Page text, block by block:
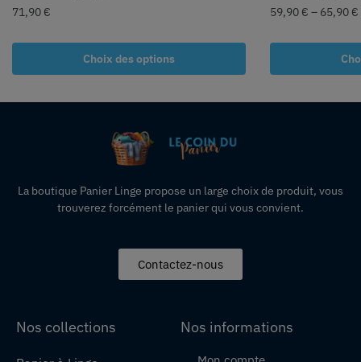
71,90 €
Choix des options
59,90 € – 65,90 €
La boutique Panier Linge propose un large choix de produit, vous
trouverez forcément le panier qui vous convient.
Contactez-nous
Nos collections Nos informations